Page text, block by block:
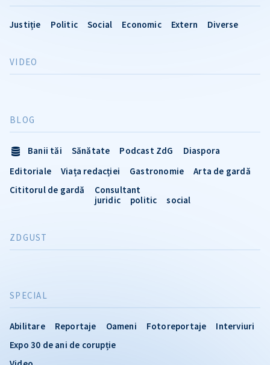
Justiție Politic Social Economic Extern Diverse
VIDEO
SPECIAL
Abilitare Reportaje Oameni Fotoreportaje
Interviuri
Expo 30 de ani de corupție
BLOG
Banii tăi Sănătate Podcast ZdG
Diaspora
Editoriale
Viața redacției Gastronomie
Arta de gardă
Cititorul de gardă
Consultant
juridic
politic social
ZDGUST